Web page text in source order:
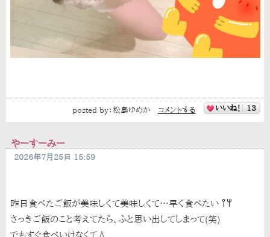
posted by： 松島ゆめか コメントする いいね！ 13
やーすーみー
2026年7月25日 15:59
昨日食べたご飯が美味しくて美味しくて…早く食べたい‎ 𐩢𐩺
さっきご飯のこと考えてたら、ふと思い出してしまって(笑)
でもすぐ食べいけなくて💧‬